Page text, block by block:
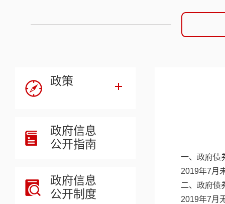
政策
政府信息
公开指南
政府信息
公开制度
一、政府债
2019年7月
二、政府债
2019年7月